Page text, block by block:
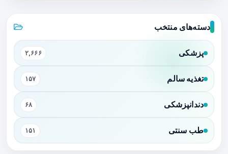
دسته‌های منتخب
پزشکی ۲,۶۶۶
تغذیه سالم ۱۵۷
دندانپزشکی ۶۸
طب سنتی ۱۵۱